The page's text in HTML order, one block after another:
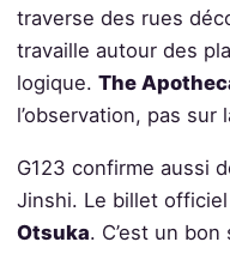
traverse des rues
travaille autour des
logique. The
l’observation, pas sur
G123 confirme aussi
Jinshi. Le billet
Otsuka. C’est un